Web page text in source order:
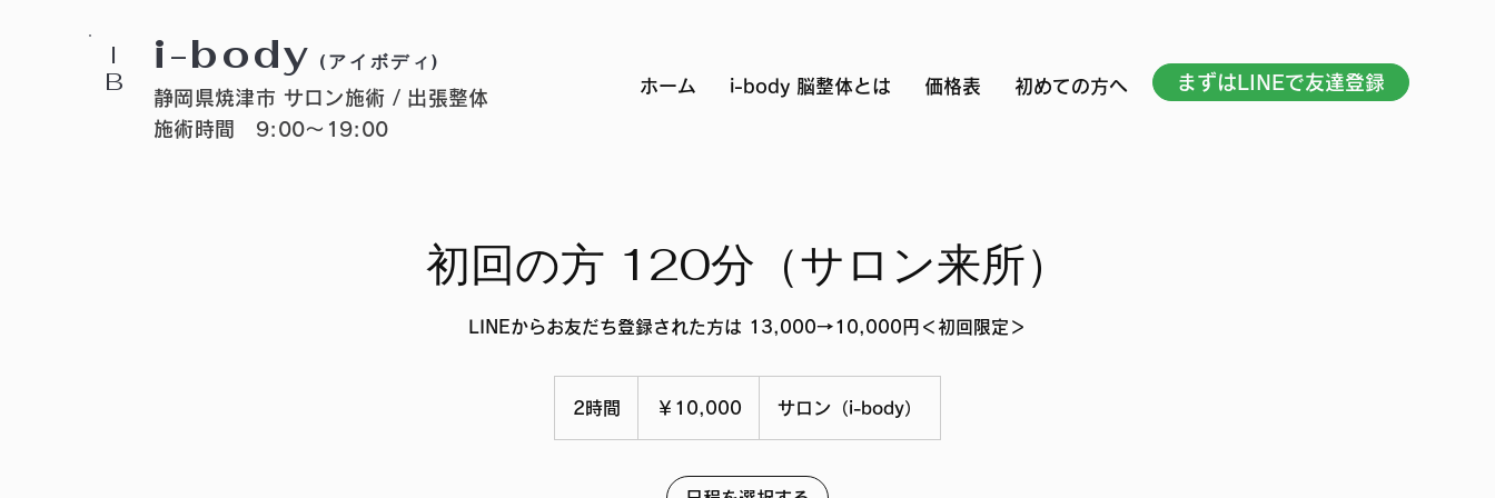
I
B
i-body (アイボディ)
静岡県焼津市 サロン施術 / 出張整体
施術時間 9:00〜19:00
ホーム i-body 脳整体とは 価格表 初めての方へ まずはLINEで友達登録
初回の方 120分（サロン来所）
LINEからお友だち登録された方は 13,000→10,000円＜初回限定＞
2時間 ￥10,000 サロン（i-body）